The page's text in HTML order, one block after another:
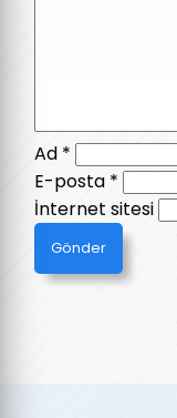
Ad *
E-posta *
İnternet sitesi